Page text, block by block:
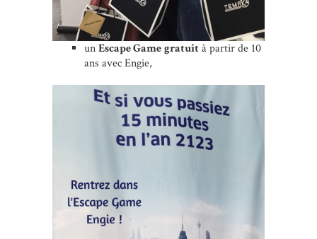
unEscape Gamegratuità partir de 10
ans avec Engie,